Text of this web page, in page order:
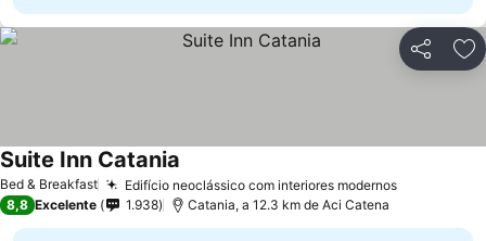
Partilhar
Bed & Breakfast Edifício neoclássico com interiores modernos
Suite Inn Catania
8,8 Excelente 1.938 Catania, a 12.3 km de Aci Catena